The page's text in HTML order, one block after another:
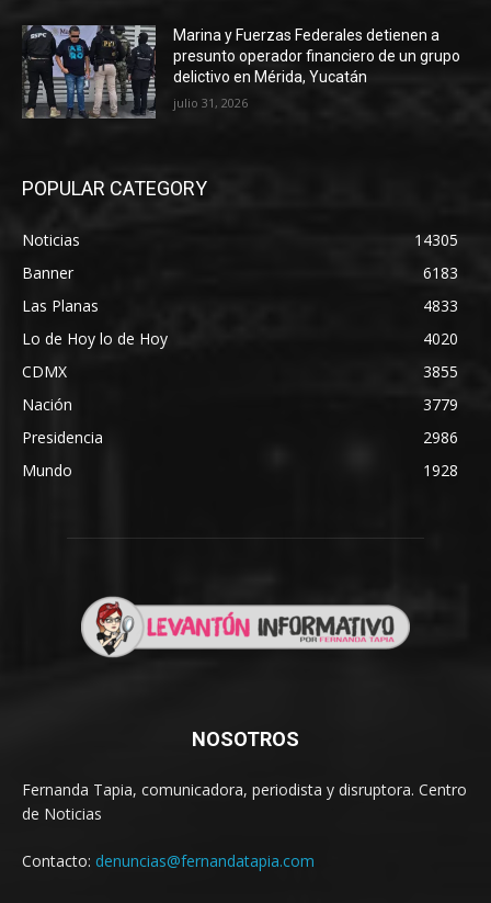
Marina y Fuerzas Federales detienen a
presunto operador financiero de un grupo
delictivo en Mérida, Yucatán
julio 31, 2026
POPULAR CATEGORY
Noticias
14305
Banner
6183
Las Planas
4833
Lo de Hoy lo de Hoy
4020
CDMX
3855
Nación
3779
Presidencia
2986
Mundo
1928
NOSOTROS
Fernanda Tapia, comunicadora, periodista y disruptora. Centro
de Noticias
Contacto: denuncias@fernandatapia.com